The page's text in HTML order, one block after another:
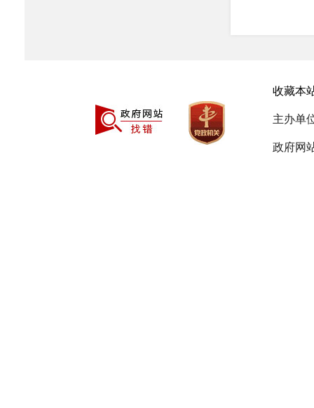
川
川
收藏本
主办单
政府网